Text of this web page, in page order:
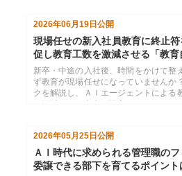
2026年06月19日 公開
現場任せの新入社員教育に終止
促し教育工数を激減させる「教
新卒・中途の入社後、時間をかけて整
ず教育が現場任せになっていませんか
クを解説し、ＡＩエージェントによる
2026年05月25日公開
ＡＩ時代に求められる管理職の
委譲できる部下を育てるポイント